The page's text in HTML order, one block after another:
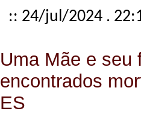
:: 24/jul/2024 .
Uma Mãe e seu
encontrados
ES